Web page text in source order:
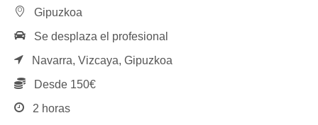
Gipuzkoa
Se desplaza el profesional
Navarra, Vizcaya, Gipuzkoa
Desde 150€
2 horas